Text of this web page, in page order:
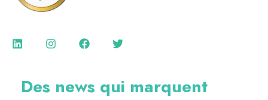
Des news qui marquent